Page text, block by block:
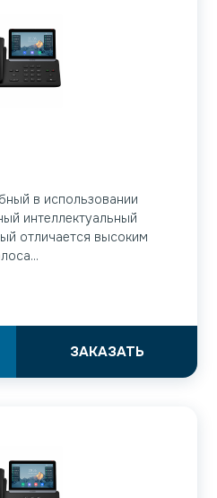
в использовании
интеллектуальный
отличается высоким
ЗАКАЗАТЬ